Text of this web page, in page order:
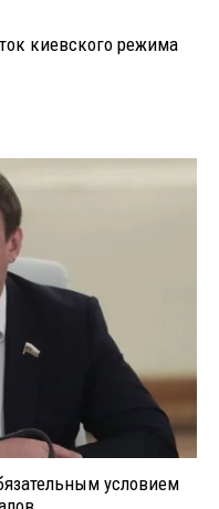
киевского режима
условием